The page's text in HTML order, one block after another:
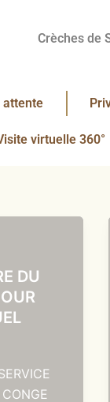
Crèches de
attente
virtuelle 360°
DU